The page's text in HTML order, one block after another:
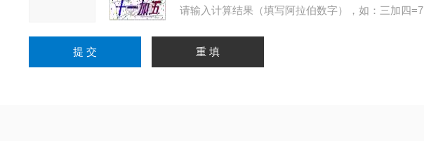
请输入计算结果（填写阿拉伯数字），如：三加四=7